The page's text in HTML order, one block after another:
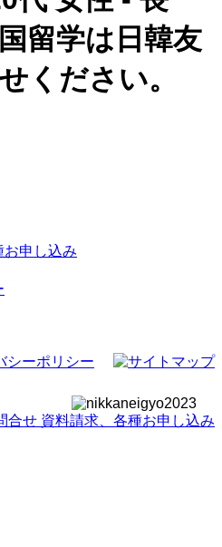
留学は日韓友
ください。